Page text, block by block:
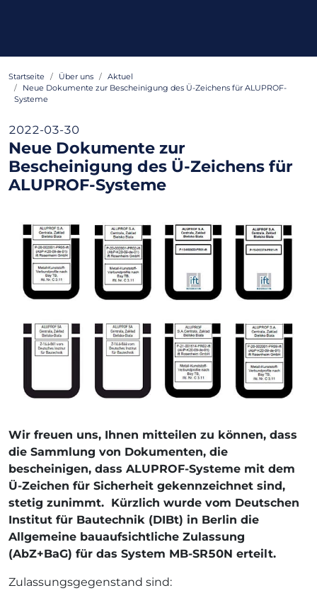
Startseite Über uns
Aktuel
Neue Dokumente zur Bescheinigung des Ü-Zeichens für ALUPROF-
Systeme
2022-03-30
Neue Dokumente zur
Bescheinigung des Ü-Zeichens für
ALUPROF-Systeme
Wir freuen uns, Ihnen mitteilen zu können, dass
die Sammlung von Dokumenten, die
bescheinigen, dass ALUPROF-Systeme mit dem
Ü-Zeichen für Sicherheit gekennzeichnet sind,
stetig zunimmt. Kürzlich wurde vom Deutschen
Institut für Bautechnik (DIBt) in Berlin die
Allgemeine bauaufsichtliche Zulassung
(AbZ+BaG) für das System MB-SR50N erteilt.
Zulassungsgegenstand sind: